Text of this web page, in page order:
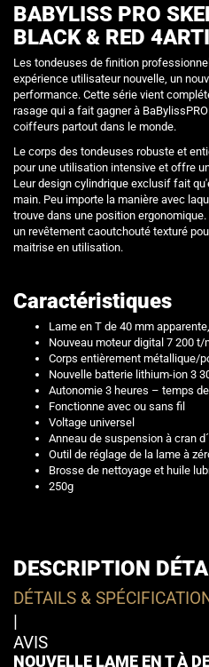
BABYLISS PRO
BLACK & RED
Les tondeuses de finition
expérience utilisateur nouvelle, un
performance. Cette série vient
rasage qui a fait gagner à
coiffeurs partout dans le monde.
Le corps des tondeuses robuste et
pour une utilisation intensive et offre
Leur design cylindrique exclusif fait
main. Peu importe la manière avec
trouve dans une position
un revêtement caoutchouté texturé
maitrise en utilisation.
Caractéristiques
Lame en T de 40 mm
Nouveau moteur digital 7 200 t/
Corps entièrement métallique/
Nouvelle batterie lithium-ion 3
Autonomie 3 heures – temps
Fonctionne avec ou sans fil
Voltage universel
Anneau de suspension à cran
Outil de réglage de la lame à
Brosse de nettoyage et huile
250g
DESCRIPTION
DÉTAILS &
|
AVIS
NOUVELLE LAME EN T À